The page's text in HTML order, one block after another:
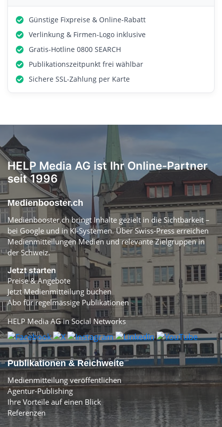
Günstige Fixpreise & Online-Rabatt
Verlinkung & Firmen-Logo inklusive
Gratis-Hotline 0800 SEARCH
Publikationszeitpunkt frei wählbar
Sichere SSL-Zahlung per Karte
HELP Media AG ist Ihr Online-Partner
seit 1996
Medienbooster.ch
Medienbooster.ch bringt Inhalte gezielt in die Sichtbarkeit –
bei Google und in KI-Systemen. Über Swiss-Press erreichen
Medienmitteilungen Medien und relevante Zielgruppen in
der Schweiz.
Jetzt starten
Preise & Angebote
Jetzt Medienmitteilung buchen
Abo für regelmässige Publikationen
HELP Media AG in Social Networks
Publikationen & Reichweite
Medienmitteilung veröffentlichen
Agentur-Publishing
Ihre Vorteile auf einen Blick
Referenzen